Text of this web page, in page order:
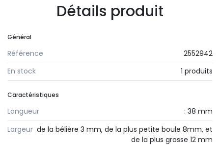
Détails produit
Général
Référence
2552942
En stock
1 produits
Caractéristiques
Longueur
: 38 mm
Largeur de la bélière 3 mm, de la plus petite boule 8mm, et
de la plus grosse 12 mm